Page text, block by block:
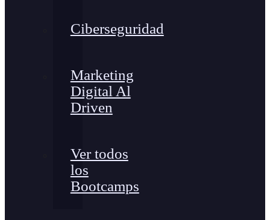
Ciberseguridad
Marketing
Digital Al
Driven
Ver todos
los
Bootcamps